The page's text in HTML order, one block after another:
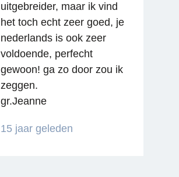
uitgebreider, maar ik vind
het toch echt zeer goed, je
nederlands is ook zeer
voldoende, perfecht
gewoon! ga zo door zou ik
zeggen.
gr.Jeanne
15 jaar geleden